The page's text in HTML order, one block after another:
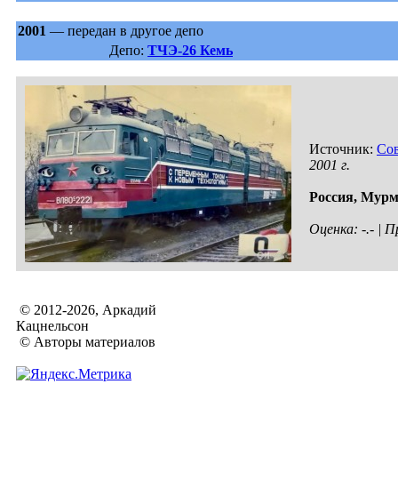
2001 — передан в другое депо
Депо: ТЧЭ-26 Кемь
Источник:
2001 г.
Россия,
Оценка: -.- |
© 2012-2026, Аркадий
Кацнельсон
© Авторы материалов